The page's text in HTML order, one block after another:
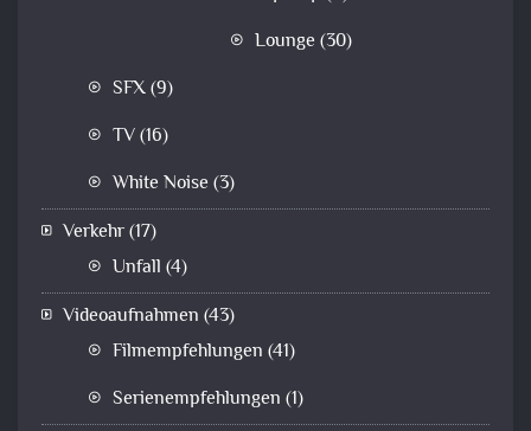
Lounge (30)
SFX(9)
TV(16)
White Noise (3)
Verkehr(17)
Unfall (4)
Videoaufnahmen (43)
Filmempfehlungen (41)
Serienempfehlungen (1)